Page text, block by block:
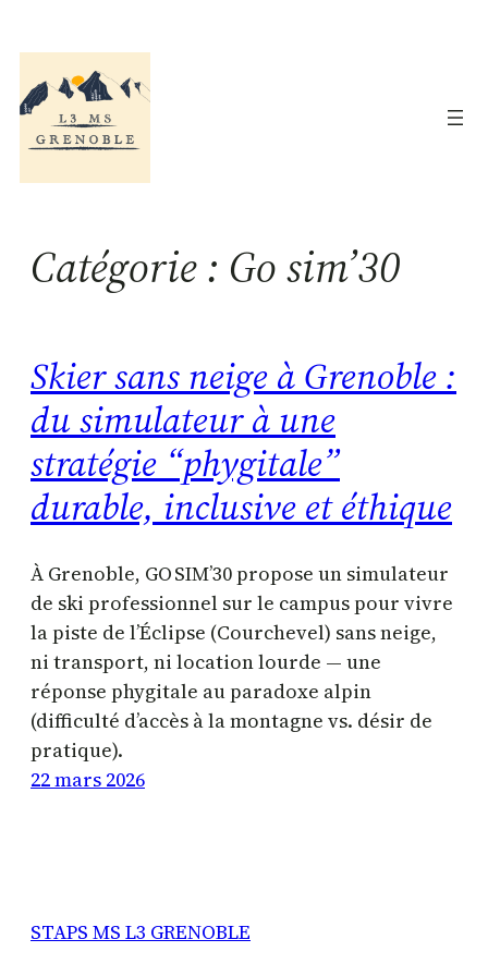
au
contenu
Catégorie : Go sim’30
Skier sans neige à Grenoble :
du simulateur à une
stratégie “phygitale”
durable, inclusive et éthique
À Grenoble, GO SIM’30 propose un simulateur
de ski professionnel sur le campus pour vivre
la piste de l’Éclipse (Courchevel) sans neige,
ni transport, ni location lourde — une
réponse phygitale au paradoxe alpin
(difficulté d’accès à la montagne vs. désir de
pratique).
22 mars 2026
STAPS MS L3 GRENOBLE